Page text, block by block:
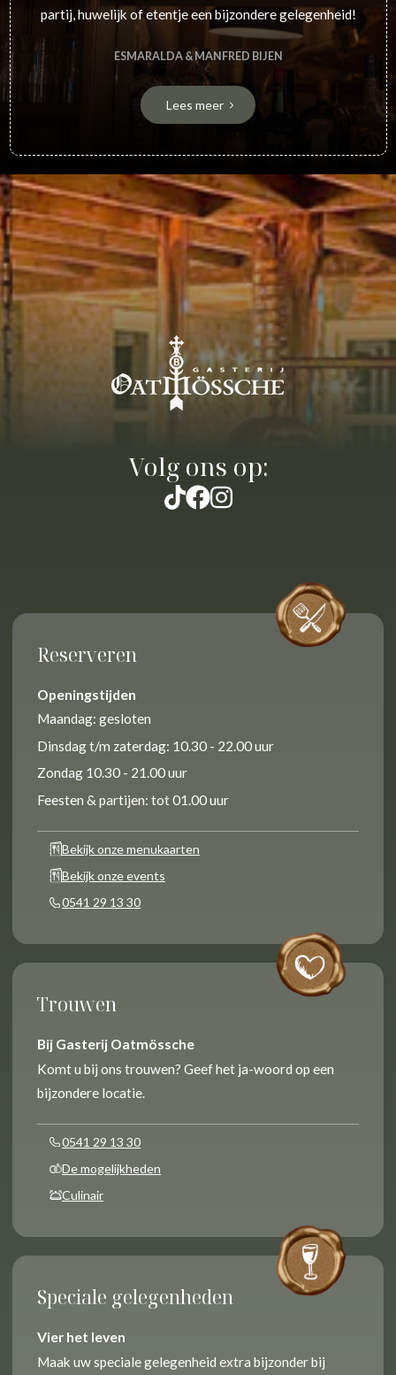
partij, huwelijk of etentje een bijzondere gelegenheid!
ESMARALDA & MANFRED BIJEN
Lees meer
Volg ons op:
Reserveren
Openingstijden
Maandag: gesloten
Dinsdag t/m zaterdag: 10.30 - 22.00 uur
Zondag 10.30 - 21.00 uur
Feesten & partijen: tot 01.00 uur
Bekijk onze menukaarten
Bekijk onze events
0541 29 13 30
Trouwen
Bij Gasterij Oatmössche
Komt u bij ons trouwen? Geef het ja-woord op een
bijzondere locatie.
0541 29 13 30
De mogelijkheden
Culinair
Speciale gelegenheden
Vier het leven
Maak uw speciale gelegenheid extra bijzonder bij